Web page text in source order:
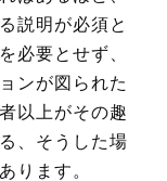
説明が必須と
必要とせず、
ンが図られた
以上がその趣
、そうした場
ります。